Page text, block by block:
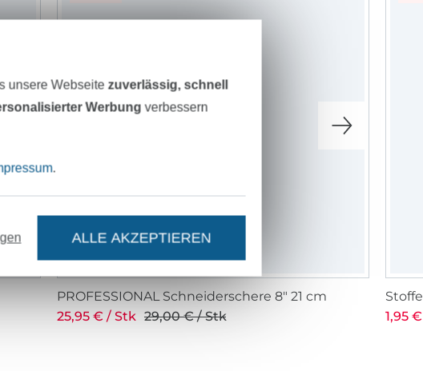
PROFESSIONAL Schneiderschere 8" 21 cm
25,95 € / Stk 29,00 € / Stk
1,95
unsere Webseitezuverlässig, schnell
Werbung verbessern
.
ALLE AKZEPTIEREN